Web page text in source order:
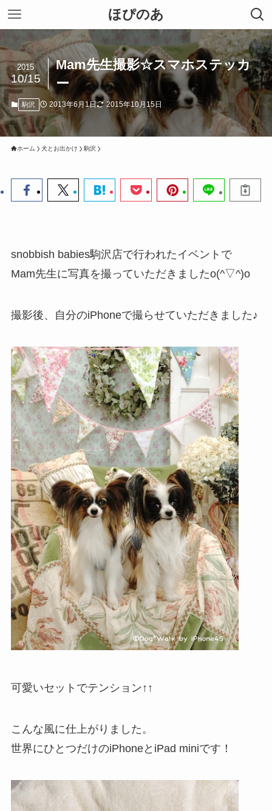
ほぴのあ
Mam先生撮影☆スマホステッカ
ー
2015
10/15
駒沢 2013年6月1日 2015年10月15日
ホーム 犬とお出かけ 駒沢
snobbish babies駒沢店で行われたイベントで
Mam先生に写真を撮っていただきましたo(^▽^)o
撮影後、自分のiPhoneで撮らせていただきました♪
可愛いセットでテンション↑↑
こんな風に仕上がりました。
世界にひとつだけのiPhoneとiPad miniです！